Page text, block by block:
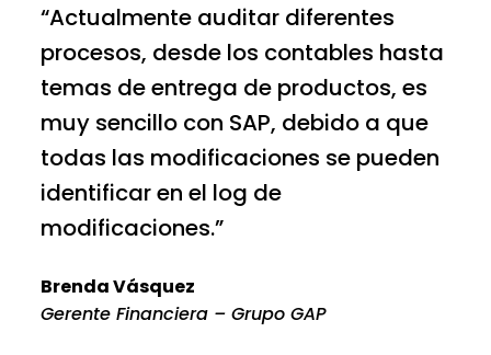
“Actualmente auditar diferentes
procesos, desde los contables hasta
temas de entrega de productos, es
muy sencillo con SAP, debido a que
todas las modificaciones se pueden
identificar en el log de
modificaciones.”
Brenda Vásquez
Gerente Financiera – Grupo GAP